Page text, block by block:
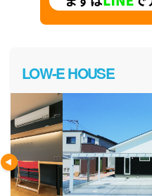
LOW-E HOUSE